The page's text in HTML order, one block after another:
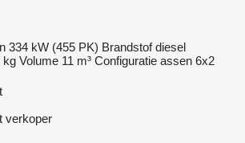
334 kW (455 PK) Brandstof diesel
kg Volume 11 m³ Configuratie assen 6x2
verkoper